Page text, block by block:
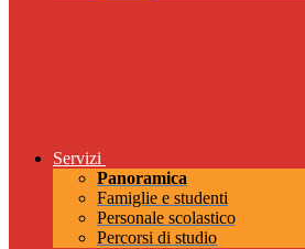
Servizi
Panoramica
Famiglie e studenti
Personale scolastico
Percorsi di studio